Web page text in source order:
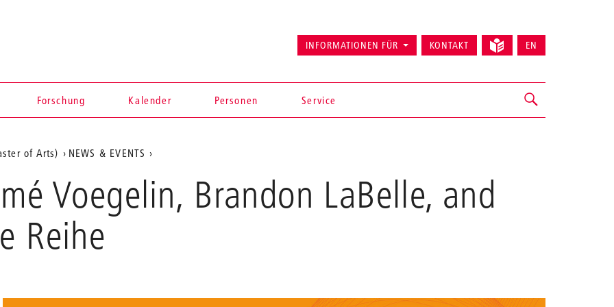
Forschung Kalender Personen Service
INFORMATIONEN FÜR KONTAKT EN
of Arts) NEWS & EVENTS
Voegelin, Brandon LaBelle, and
Reihe